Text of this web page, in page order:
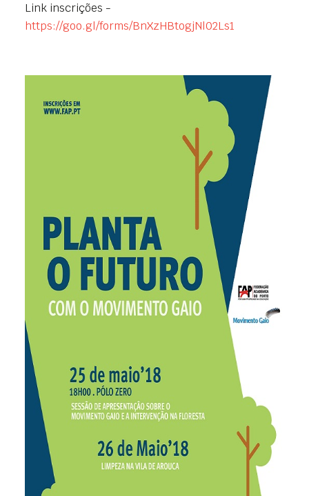
Link inscrições -
https://goo.gl/forms/BnXzHBtogjNl02Ls1